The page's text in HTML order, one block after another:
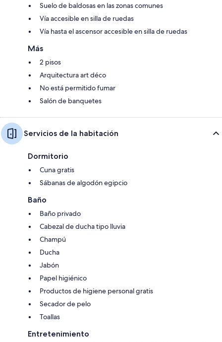
Suelo de baldosas en las zonas comunes
Vía accesible en silla de ruedas
Vía hasta el ascensor accesible en silla de ruedas
Más
2 pisos
Arquitectura art déco
No está permitido fumar
Salón de banquetes
Servicios de la habitación
Dormitorio
Cuna gratis
Sábanas de algodón egipcio
Baño
Baño privado
Cabezal de ducha tipo lluvia
Champú
Ducha
Jabón
Papel higiénico
Productos de higiene personal gratis
Secador de pelo
Toallas
Entretenimiento